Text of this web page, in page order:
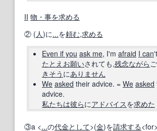
II 物・事を求める
② (人)に...を頼む,求める
Even if you ask me, I'm afraid I can't
たとえ お願いされても,残念ながらご
きそう にありません
We asked their advice. = We asked
advice.
私たちは彼らにアドバイスを求めた
③a <...の代金として>(金)を請求する